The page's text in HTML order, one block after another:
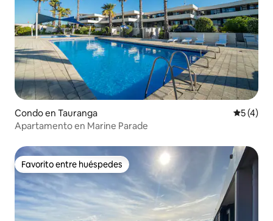
Condo en Tauranga
5 (4)
Apartamento en Marine Parade
Favorito entre huéspedes
Favorito entre huéspedes